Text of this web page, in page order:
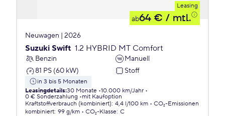
Leasing
ab64 € / mtl.
Neuwagen | 2026
Suzuki Swift 1.2 HYBRID MT Comfort
Benzin
Manuell
81 PS (60 kW)
Stoff
in 3 bis 5 Monaten
Leasingdetails:30 Monate 10.000 km/Jahr
0 € Sonderzahlung
mit Kaufoption
Kraftstoffverbrauch (kombiniert): 4,4 l/100 km
CO₂-Emissionen
kombiniert: 99 g/km CO₂-Klasse: C